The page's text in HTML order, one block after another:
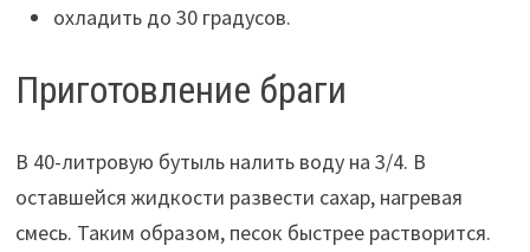
охладить до 30 градусов.
Приготовление браги
В 40-литровую бутыль налить воду на 3/4. В
оставшейся жидкости развести сахар, нагревая
смесь. Таким образом, песок быстрее растворится.